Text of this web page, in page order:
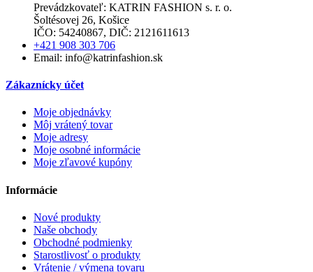
Prevádzkovateľ: KATRIN FASHION s. r. o.
Šoltésovej 26, Košice
IČO: 54240867, DIČ: 2121611613
+421 908 303 706
Email: info@katrinfashion.sk
Zákaznícky účet
Moje objednávky
Môj vrátený tovar
Moje adresy
Moje osobné informácie
Moje zľavové kupóny
Informácie
Nové produkty
Naše obchody
Obchodné podmienky
Starostlivosť o produkty
Vrátenie / výmena tovaru